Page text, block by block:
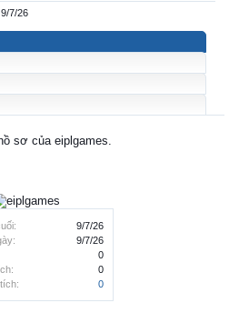
9/7/26
9/7/26
0
0
0
9/7/26
sơ của eiplgames.